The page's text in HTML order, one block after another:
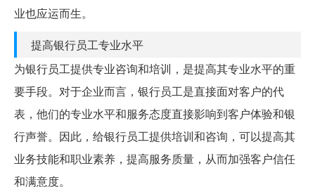
业也应运而生。
提高银行员工专业水平
为银行员工提供专业咨询和培训，是提高其专业水平的重
要手段。对于企业而言，银行员工是直接面对客户的代
表，他们的专业水平和服务态度直接影响到客户体验和银
行声誉。因此，给银行员工提供培训和咨询，可以提高其
业务技能和职业素养，提高服务质量，从而加强客户信任
和满意度。